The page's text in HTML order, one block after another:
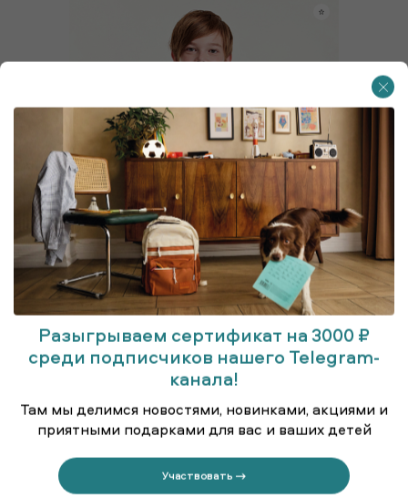
Куртка удлинённая (парка)
Разыгрываем сертификат на 3000 ₽
среди подписчиков нашего Telegram-
канала!
Там мы делимся новостями, новинками, акциями и
приятными подарками для вас и ваших детей
Участвовать →